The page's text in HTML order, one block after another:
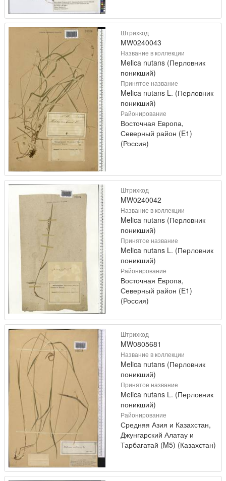
Штрихкод
MW0240043
Название в коллекции
Melica nutans (Перловник
поникший)
Принятое название
Melica nutans L. (Перловник
поникший)
Районирование
Восточная Европа,
Северный район (E1)
(Россия)
Штрихкод
MW0240042
Название в коллекции
Melica nutans (Перловник
поникший)
Принятое название
Melica nutans L. (Перловник
поникший)
Районирование
Восточная Европа,
Северный район (E1)
(Россия)
Штрихкод
MW0805681
Название в коллекции
Melica nutans (Перловник
поникший)
Принятое название
Melica nutans L. (Перловник
поникший)
Районирование
Средняя Азия и Казахстан,
Джунгарский Алатау и
Тарбагатай (M5) (Казахстан)